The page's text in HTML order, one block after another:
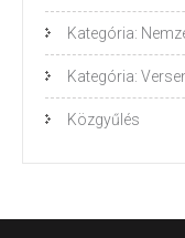
Kategória:
Kategória:
Közgyűlés